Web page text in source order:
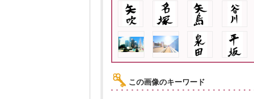
この画像のキーワード